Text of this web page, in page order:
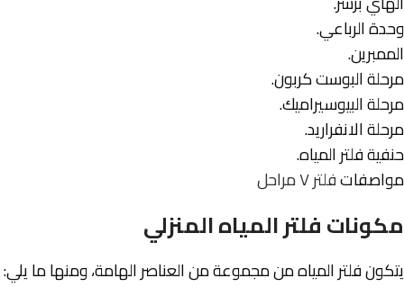
وحدة الرباعي.
الممبرين.
مرحلة البوست كربون.
مرحلة البيوسيراميك.
مرحلة الانفراريد.
حنفية فلتر المياه.
مواصفاتفلتر ٧ مراحل
مكونات فلتر المياه المنزلي
يتكون فلتر المياه من مجموعة من العناصر الهامة، ومنها ما يلي: